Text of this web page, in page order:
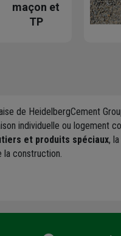
maçon et
TP
de HeidelbergCement
individuelle ou logement
et produits spéciaux,
la construction.